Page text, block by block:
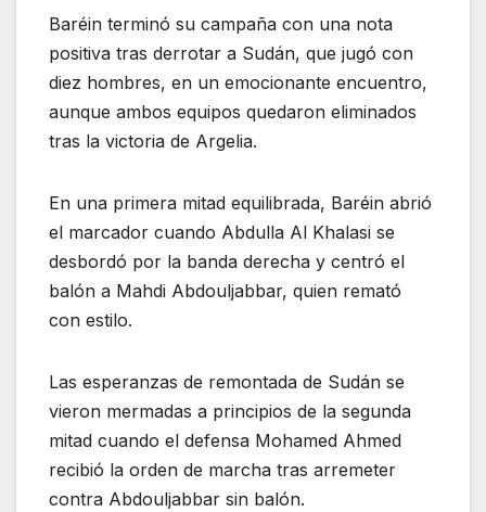
Baréin terminó su campaña con una nota
positiva tras derrotar a Sudán, que jugó con
diez hombres, en un emocionante encuentro,
aunque ambos equipos quedaron eliminados
tras la victoria de Argelia.
En una primera mitad equilibrada, Baréin abrió
el marcador cuando Abdulla Al Khalasi se
desbordó por la banda derecha y centró el
balón a Mahdi Abdouljabbar, quien remató
con estilo.
Las esperanzas de remontada de Sudán se
vieron mermadas a principios de la segunda
mitad cuando el defensa Mohamed Ahmed
recibió la orden de marcha tras arremeter
contra Abdouljabbar sin balón.